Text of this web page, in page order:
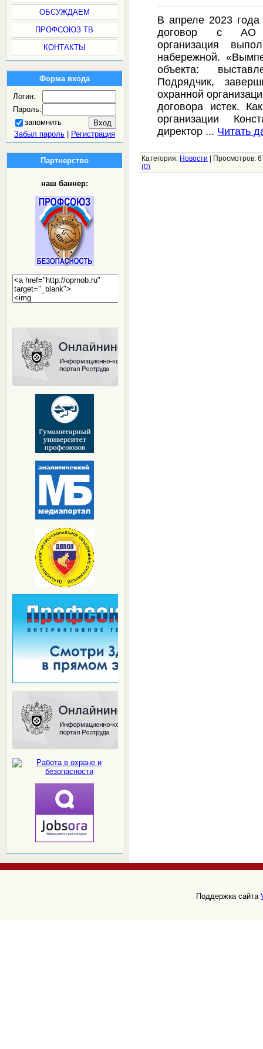
ОБСУЖДАЕМ
ПРОФСОЮЗ ТВ
КОНТАКТЫ
Форма входа
Логин:
Пароль:
запомнить
Забыл пароль| Регистрация
Партнерство
наш баннер:
В апреле 2023
договор с АО
организация
набережной.
объекта:
Подрядчик,
охранной
договора истек.
организации
директор ... Читать
Категория: Новости | Просмотров:
(0)
Поддержка сайта